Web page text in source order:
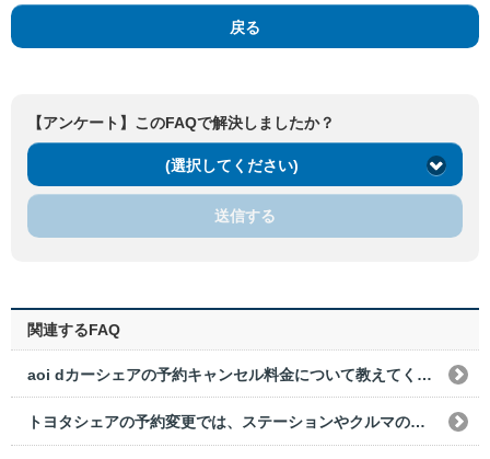
戻る
【アンケート】このFAQで解決しましたか？
(選択してください)
送信する
関連するFAQ
aoi dカーシェアの予約キャンセル料金について教えてください。
トヨタシェアの予約変更では、ステーションやクルマの変更はできますか？